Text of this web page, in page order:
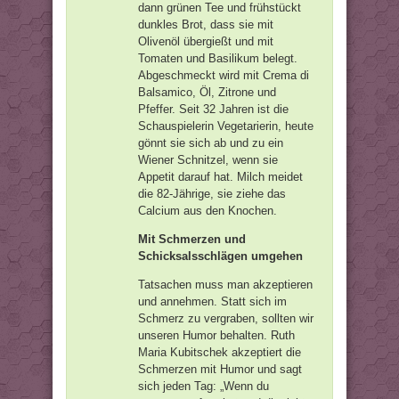
dann grünen Tee und frühstückt
dunkles Brot, dass sie mit
Olivenöl übergießt und mit
Tomaten und Basilikum belegt.
Abgeschmeckt wird mit Crema di
Balsamico, Öl, Zitrone und
Pfeffer. Seit 32 Jahren ist die
Schauspielerin Vegetarierin, heute
gönnt sie sich ab und zu ein
Wiener Schnitzel, wenn sie
Appetit darauf hat. Milch meidet
die 82-Jährige, sie ziehe das
Calcium aus den Knochen.
Mit Schmerzen und
Schicksalsschlägen umgehen
Tatsachen muss man akzeptieren
und annehmen. Statt sich im
Schmerz zu vergraben, sollten wir
unseren Humor behalten. Ruth
Maria Kubitschek akzeptiert die
Schmerzen mit Humor und sagt
sich jeden Tag: „Wenn du